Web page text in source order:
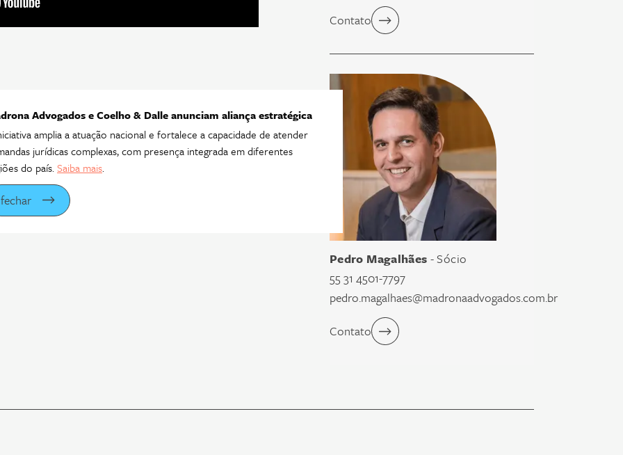
Contato
Pedro Magalhães - Sócio
55 31 4501-7797
pedro.magalhaes@madronaadvogados.com.br
Contato
Advogados e Coelho & Dalle anunciam aliança estratégica
amplia a atuação nacional e fortalece a capacidade de atender
jurídicas complexas, com presença integrada em diferentes
do país.Saiba mais.
fechar